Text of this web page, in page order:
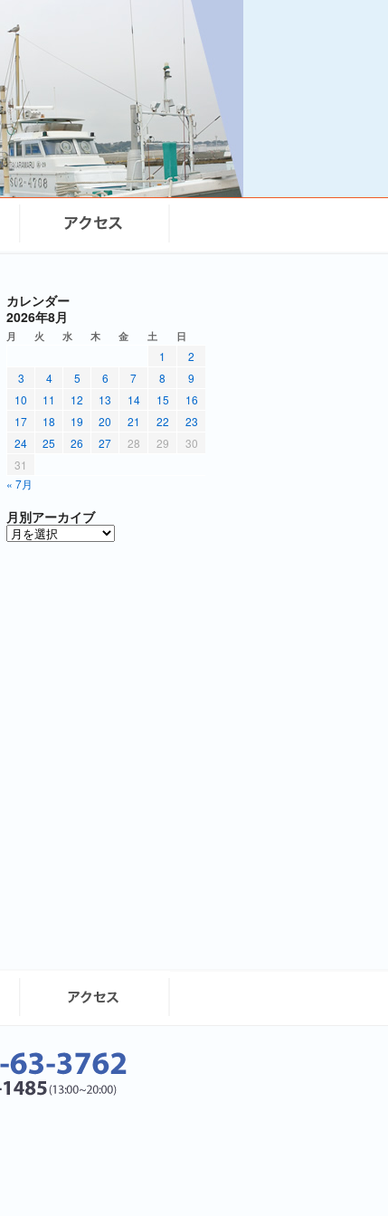
カレンダー
2026年8月
月 火 水 木 金 土 日
« 7月
1
2
3
4 5 6 7 8
9
10
11 12 13 14 15
16
17
18 19 20 21 22
23
24
25 26 27 28 29
30
31
月別アーカイブ